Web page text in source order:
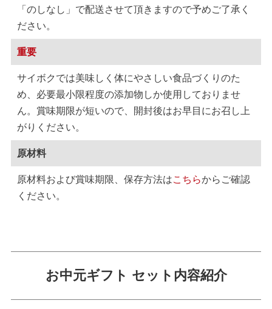
「のしなし」で配送させて頂きますので予めご了承く
ださい。
重要
サイボクでは美味しく体にやさしい食品づくりのた
め、必要最小限程度の添加物しか使用しておりませ
ん。賞味期限が短いので、開封後はお早目にお召し上
がりください。
原材料
原材料および賞味期限、保存方法はこちらからご確認
ください。
お中元ギフト セット内容紹介